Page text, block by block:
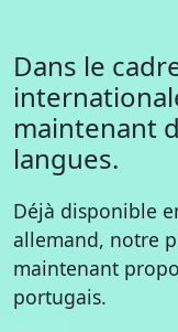
Dans le
maintenant
langues.
Déjà disponible
allemand, notre
maintenant
portugais.